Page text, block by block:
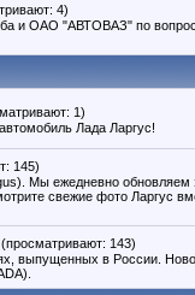
4)
и ОАО "АВТОВАЗ" по
1)
Лада Ларгус!
145)
Мы ежедневно обновляем
свежие фото Ларгус
(просматривают: 143)
выпущенных в России.